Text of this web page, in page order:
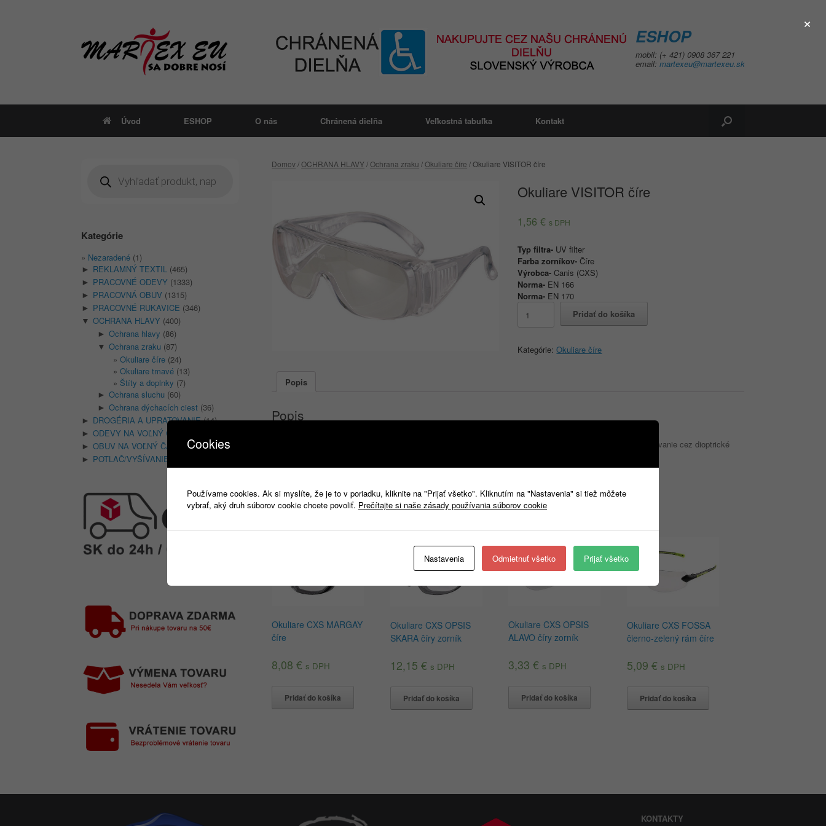
ESHOP
mobil: (+ 421) 0908 367 221
email: martexeu@martexeu.sk
Úvod ESHOP O nás Chránená dielňa Veľkostná tabuľka Kontakt
Domov/OCHRANA HLAVY/Ochrana zraku /Okuliare číre / Okuliare VISITOR číre
Okuliare VISITOR číre
1,56€ s DPH
Typ filtra- UV filter
Farba zorníkov-Číre
Výrobca-Canis (CXS)
Norma- EN 166
Norma- EN 170
Okuliare
Pridať do košíka
Kategórie:Okuliare číre
Popis
Popis
Okuliare VISITOR, majú priame vetranie, zorník je vyrobený z polykarbonátu, okuliare sú vhodné aj na používanie cez dioptrické
Norma:EN 166, EN 170
OchranaUV: UV 385
Okuliare CXS MARGAY
číre
8,08€ s DPH
Pridať do košíka
Okuliare CXS OPSIS
SKARA číry zorník
12,15 € s DPH
Pridať do košíka
Okuliare CXS OPSIS
ALAVO číry zorník
3,33€ s DPH
Pridať do košíka
Okuliare CXS FOSSA
čierno-zelený rám číre
5,09 € s DPH
Pridať do košíka
search
Kategórie
Nezaradené (1)
► REKLAMNÝ TEXTIL (465)
► PRACOVNÉ ODEVY (1333)
► PRACOVNÁ OBUV (1315)
► PRACOVNÉ RUKAVICE (346)
▼ OCHRANA HLAVY (400)
► Ochrana hlavy (86)
▼ Ochrana zraku (87)
Okuliare číre (24)
Okuliare tmavé (13)
Štíty a doplnky (7)
► Ochrana sluchu (60)
► Ochrana dýchacích ciest (36)
► DROGÉRIA A UPRATOVANIE(14)
► ODEVY NA VOĽNÝ ČAS
► OBUV NA VOĽNÝ ČAS (74)
► POTLAČ/VYŠÍVANIE
KONTAKTY
×
Cookies
Používame cookies. Ak si myslíte, že je to v poriadku, kliknite na "Prijať všetko". Kliknutím na "Nastavenia" si tiež môžete
vybrať, aký druh súborov cookie chcete povoliť. Prečítajte si naše zásady používania súborov cookie
Nastavenia Odmietnuť všetko Prijať všetko